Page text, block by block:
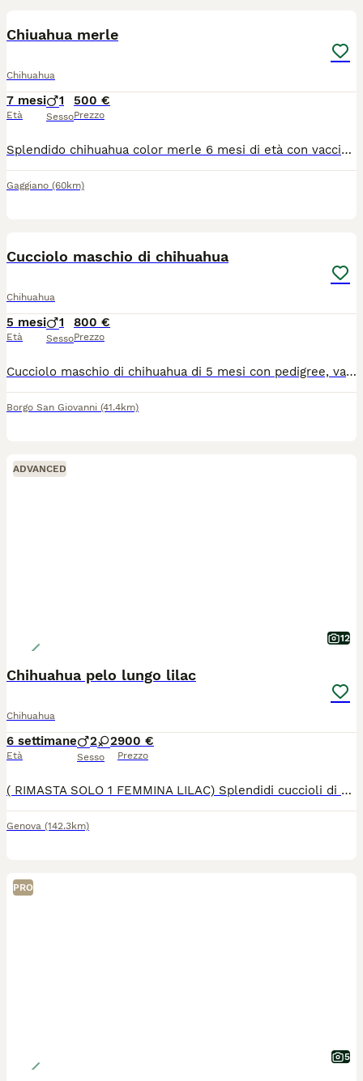
Chiuahua merle
Chihuahua
7 mesi
Età
1
Sesso
500 €
Prezzo
Splendido chihuahua color merle 6 mesi di età con vaccinazioni fatte maschio molto docile e affettuoso!
Gaggiano (60km)
Cucciolo maschio di chihuahua
Chihuahua
5 mesi
Età
1
Sesso
800 €
Prezzo
Cucciolo maschio di chihuahua di 5 mesi con pedigree, vaccini , microchip. Provincia di Lodi. Disponibile da subito, visibili anche i genitori.
Borgo San Giovanni (41.4km)
ADVANCED
12
Chihuahua pelo lungo lilac
Chihuahua
6 settimane
Età
2 2
Sesso
900 €
Prezzo
( RIMASTA SOLO 1 FEMMINA LILAC) Splendidi cuccioli di Chihuahua a pelo lungo con pedigree ENCI Disponibili splendidi cuccioli di Chihuahua a pelo lungo, nati il 26/06/2026, allevati con amore in ambiente familiare. Entrambi i genitori sono muniti di pedigree ENCI e i cuccioli saranno ceduti solo dopo il compimento dell’età prevista dalla normativa. Disponibili: * 🩵 Maschi: €900 * 🩷 Femmine: €1.200 I cuccioli saranno consegnati con: ✔ Microchip ✔ Prima vaccinazione ✔ Sverminazioni effettuate ✔ Libretto sanitario ✔ Pedigree ENCI richiesto I cuccioli cresceranno in ambiente familiare, saranno abituati al contatto con le persone e con i bambini, ricevendo fin da piccoli le migliori cure. Per maggiori informazioni, foto o per fissare una visita, contattatemi in privato. Solo persone realmente interessate e amanti della razza.
Genova (142.3km)
PRO
5